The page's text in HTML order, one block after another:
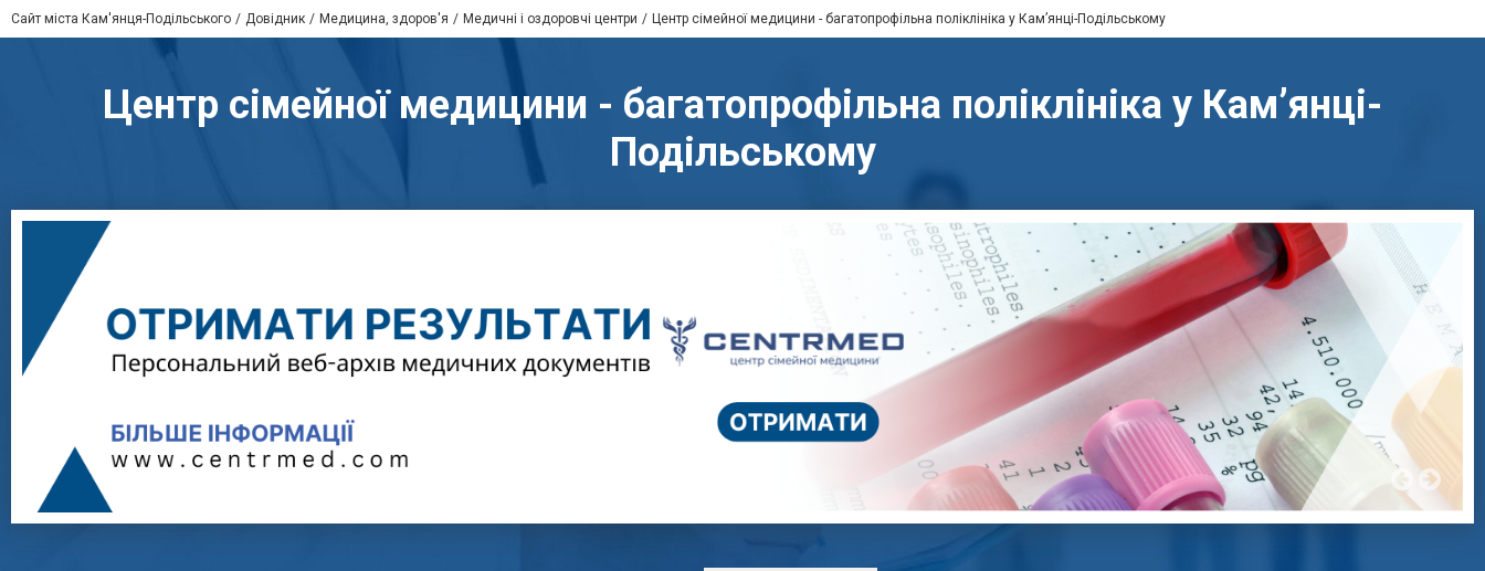
Сайт міста Кам'янця-Подільського Довідник Медицина, здоров'я Медичні і оздоровчі центри Центр сімейної медицини - багатопрофільна поліклініка у Кам’янці-Подільському
Центр сімейної медицини - багатопрофільна поліклініка у Кам’янці-
Подільському